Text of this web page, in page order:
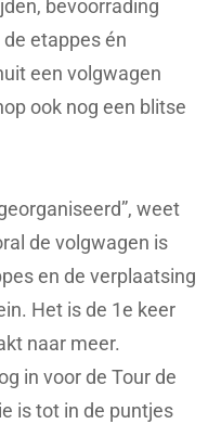
bevoorrading
etappes én
een volgwagen
ook nog een blitse
weet
de volgwagen is
en de verplaatsing
Het is de 1e keer
naar meer.
in voor de Tour de
is tot in de puntjes